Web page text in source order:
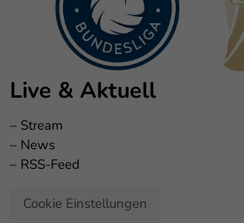
Live & Aktuell
– Stream
– News
– RSS-Feed
Cookie Einstellungen